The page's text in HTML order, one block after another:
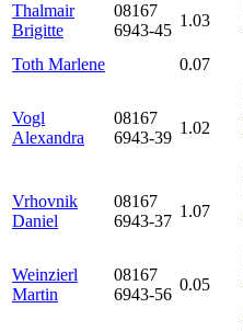
Thalmair
Brigitte
08167
6943-45
1.03
Toth Marlene
0.07
Vogl
Alexandra
08167
6943-39
1.02
Vrhovnik
Daniel
08167
6943-37
1.07
Weinzierl
Martin
08167
6943-56
0.05